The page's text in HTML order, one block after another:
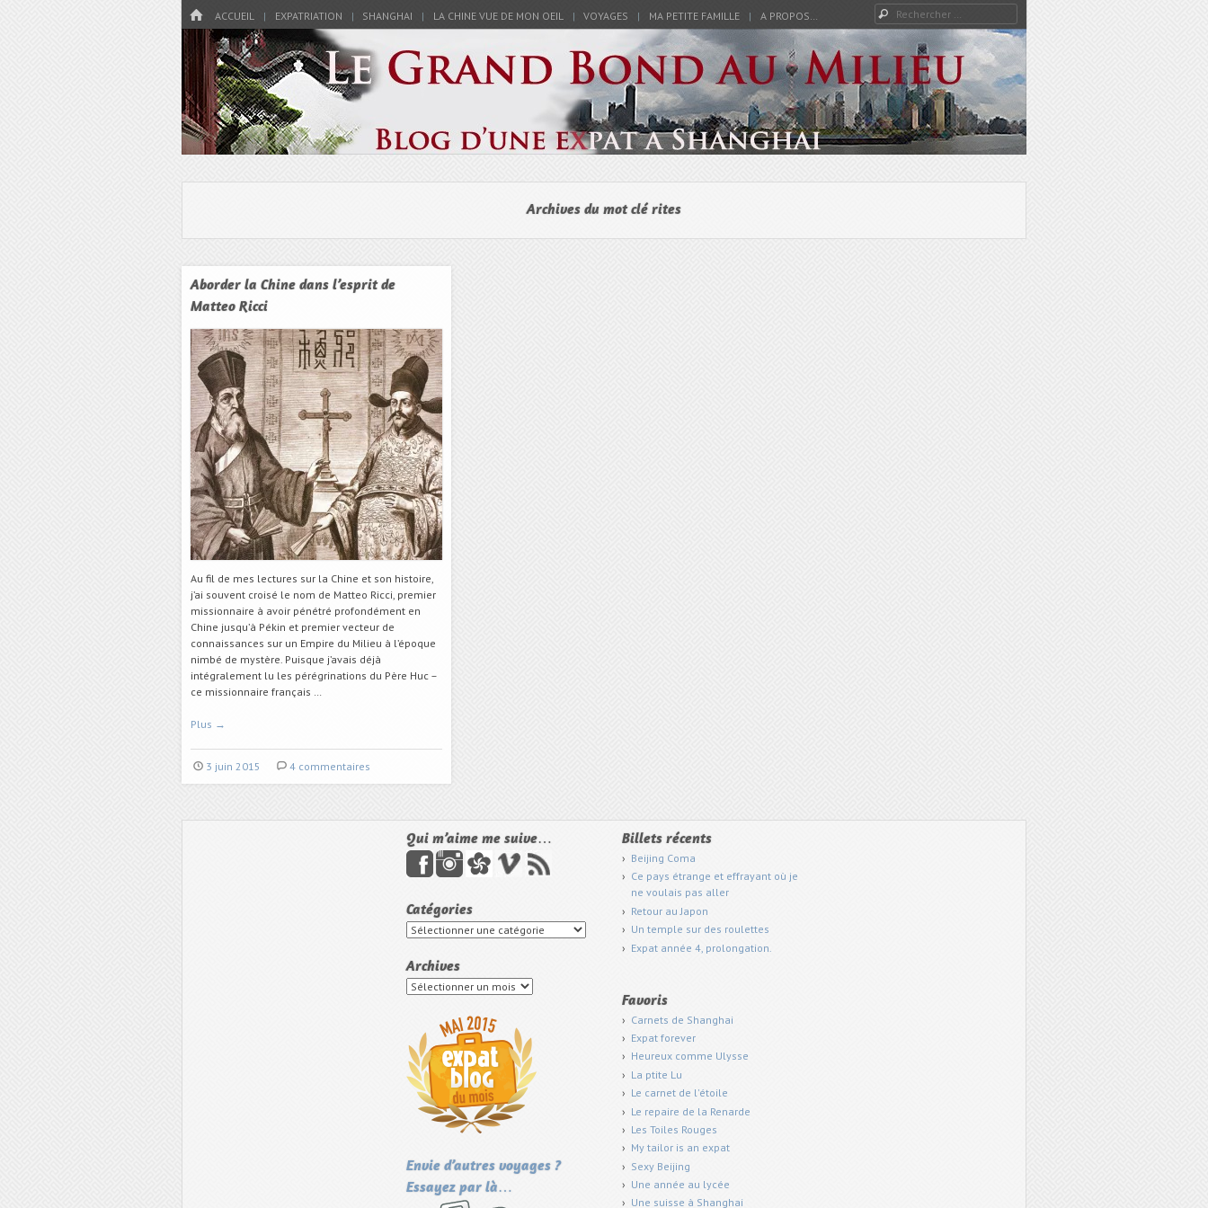
HOME
Menu
PASSER AU CONTENU
ACCUEIL EXPATRIATION SHANGHAI LA CHINE VUE DE MON OEIL VOYAGES MA PETITE FAMILLE A PROPOS… Rechercher
Le Grand Bond Au Milieu
Expat à Shanghai en famille – Vivre en Chine – Blog
Archives du mot clé rites
Aborder la Chine dans l’esprit de
Matteo Ricci
Au fil de mes lectures sur la Chine et son histoire,
j’ai souvent croisé le nom de Matteo Ricci, premier
missionnaire à avoir pénétré profondément en
Chine jusqu’à Pékin et premier vecteur de
connaissances sur un Empire du Milieu à l’époque
nimbé de mystère. Puisque j’avais déjà
intégralement lu les pérégrinations du Père Huc –
ce missionnaire français …
Plus →
3 juin 2015 4 commentaires
Qui m’aime me suive… Billets récents
Beijing Coma
Ce pays étrange et effrayant où je
ne voulais pas aller
Retour au Japon
Un temple sur des roulettes
Expat année 4, prolongation.
Catégories
Catégories
Archives
Archives
Favoris
Carnets de Shanghai
Expat forever
Heureux comme Ulysse
La ptite Lu
Le carnet de l'étoile
Le repaire de la Renarde
Les Toiles Rouges
My tailor is an expat
Sexy Beijing
Une année au lycée
Une suisse à Shanghai
Envie d’autres voyages ?
Essayez par là…